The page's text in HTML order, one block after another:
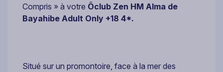
Compris » à votre Ôclub Zen HM Alma de
Bayahibe Adult Only +18 4*.
Situé sur un promontoire, face à la mer des